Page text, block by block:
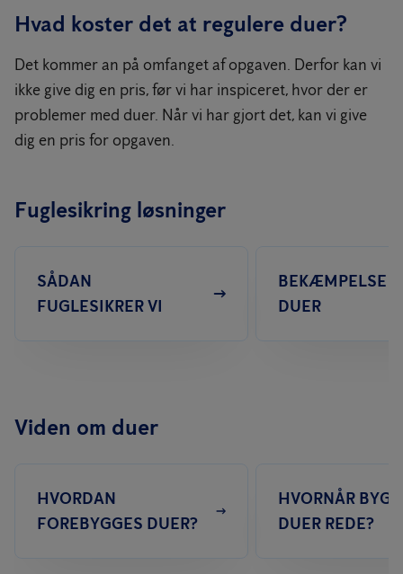
Hvad koster det at regulere duer?
Det kommer an på omfanget af opgaven. Derfor kan vi
ikke give dig en pris, før vi har inspiceret, hvor der er
problemer med duer. Når vi har gjort det, kan vi give
dig en pris for opgaven.
Fuglesikring løsninger
SÅDAN
FUGLESIKRER VI
BEKÆMPELSE
DUER
Viden om duer
HVORDAN
FOREBYGGES DUER?
HVORNÅR
DUER REDE?